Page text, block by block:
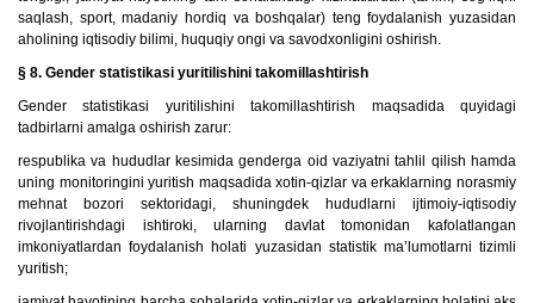
saqlash, sport, madaniy hordiq va boshqalar) teng foydalanish yuzasidan
aholining iqtisodiy bilimi, huquqiy ongi va savodxonligini oshirish.
§ 8. Gender statistikasi yuritilishini takomillashtirish
Gender statistikasi yuritilishini takomillashtirish maqsadida quyidagi
tadbirlarni amalga oshirish zarur:
respublika va hududlar kesimida genderga oid vaziyatni tahlil qilish hamda
uning monitoringini yuritish maqsadida xotin-qizlar va erkaklarning norasmiy
mehnat bozori sektoridagi, shuningdek hududlarni ijtimoiy-iqtisodiy
rivojlantirishdagi ishtiroki, ularning davlat tomonidan kafolatlangan
imkoniyatlardan foydalanish holati yuzasidan statistik ma’lumotlarni tizimli
yuritish;